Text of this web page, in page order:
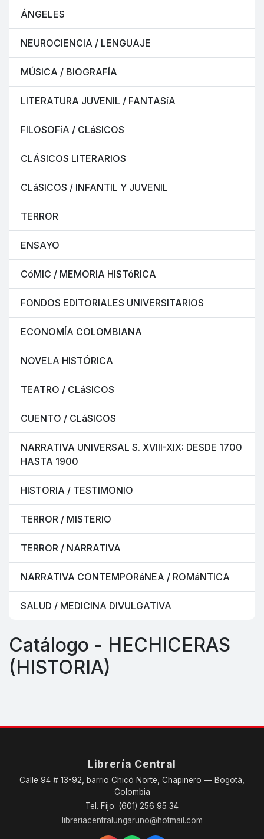
ÁNGELES
NEUROCIENCIA / LENGUAJE
MÚSICA / BIOGRAFÍA
LITERATURA JUVENIL / FANTASíA
FILOSOFíA / CLáSICOS
CLÁSICOS LITERARIOS
CLáSICOS / INFANTIL Y JUVENIL
TERROR
ENSAYO
CóMIC / MEMORIA HISTóRICA
FONDOS EDITORIALES UNIVERSITARIOS
ECONOMÍA COLOMBIANA
NOVELA HISTÓRICA
TEATRO / CLáSICOS
CUENTO / CLáSICOS
NARRATIVA UNIVERSAL S. XVIII-XIX: DESDE 1700
HASTA 1900
HISTORIA / TESTIMONIO
TERROR / MISTERIO
TERROR / NARRATIVA
NARRATIVA CONTEMPORáNEA / ROMáNTICA
SALUD / MEDICINA DIVULGATIVA
Catálogo - HECHICERAS
(HISTORIA)
Librería Central
Calle 94 # 13-92, barrio Chicó Norte, Chapinero — Bogotá,
Colombia
Tel. Fijo: (601) 256 95 34
libreriacentralungaruno@hotmail.com